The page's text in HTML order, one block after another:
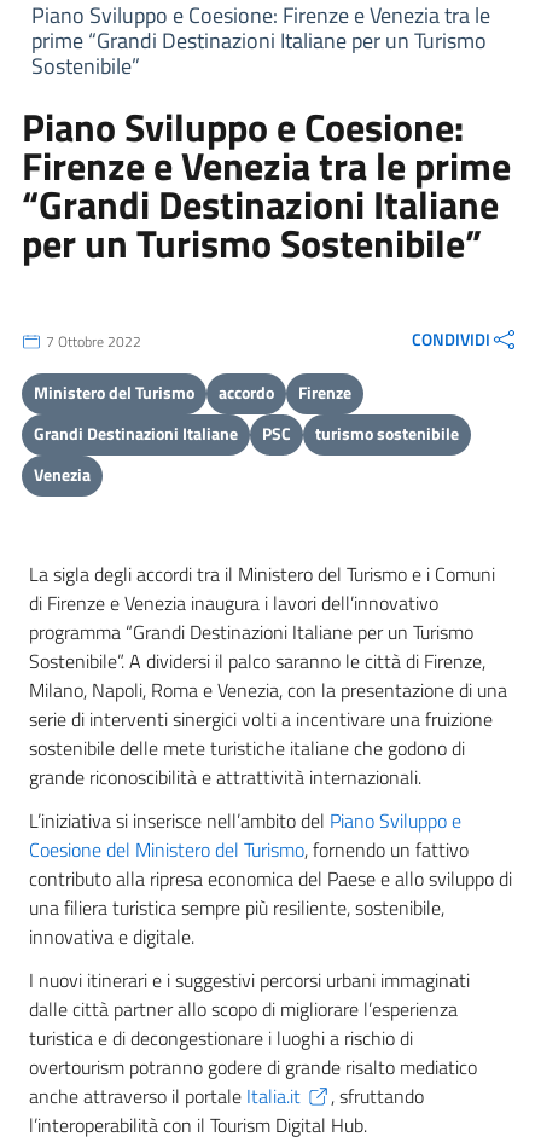
Piano Sviluppo e Coesione: Firenze e Venezia tra le
prime “Grandi Destinazioni Italiane per un Turismo
Sostenibile”
Piano Sviluppo e Coesione:
Firenze e Venezia tra le prime
“Grandi Destinazioni Italiane
per un Turismo Sostenibile”
7 Ottobre 2022 CONDIVIDI
Ministero del Turismo accordo
Firenze
Grandi Destinazioni Italiane
PSC
turismo sostenibile
Venezia
La sigla degli accordi tra il Ministero del Turismo e i Comuni
di Firenze e Venezia inaugura i lavori dell’innovativo
programma “Grandi Destinazioni Italiane per un Turismo
Sostenibile”. A dividersi il palco saranno le città di Firenze,
Milano, Napoli, Roma e Venezia, con la presentazione di una
serie di interventi sinergici volti a incentivare una fruizione
sostenibile delle mete turistiche italiane che godono di
grande riconoscibilità e attrattività internazionali.
L’iniziativa si inserisce nell’ambito del Piano Sviluppo e
Coesione del Ministero del Turismo, fornendo un fattivo
contributo alla ripresa economica del Paese e allo sviluppo di
una filiera turistica sempre più resiliente, sostenibile,
innovativa e digitale.
I nuovi itinerari e i suggestivi percorsi urbani immaginati
dalle città partner allo scopo di migliorare l’esperienza
turistica e di decongestionare i luoghi a rischio di
overtourism potranno godere di grande risalto mediatico
anche attraverso il portale Italia.it
, sfruttando
l’interoperabilità con il Tourism Digital Hub.